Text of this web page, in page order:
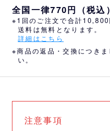
全国一律770円（税込）
※1回のご注文で合計10,800
送料は無料となります。
詳細はこちら
※商品の返品・交換につきま
い。
注意事項